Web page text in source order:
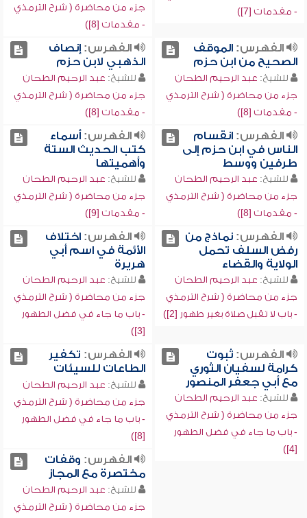
- مقدمات [7])
جزء من محاضرة ( شرح الترمذي
- مقدمات [8])
الفهرس:الموقف
الصحيح من ابن حزم
للشيخ: عبد الرحيم الطحان
جزء من محاضرة ( شرح الترمذي
- مقدمات [8])
الفهرس:إنصاف
الذهبي لابن حزم
للشيخ: عبد الرحيم الطحان
جزء من محاضرة ( شرح الترمذي
- مقدمات [8])
الفهرس:انقسام
الناس في ابن حزم إلى
طرفين ووسط
للشيخ: عبد الرحيم الطحان
جزء من محاضرة ( شرح الترمذي
- مقدمات [8])
الفهرس:أسماء
كتب الحديث الستة
وأهميتها
للشيخ: عبد الرحيم الطحان
جزء من محاضرة ( شرح الترمذي
- مقدمات [9])
الفهرس:نماذج من
رفض السلف تحمل
الولاية والقضاء
للشيخ: عبد الرحيم الطحان
جزء من محاضرة ( شرح الترمذي
- باب لا تقبل صلاة بغير طهور [2])
الفهرس:اختلاف
الأئمة في اسم أبي
هريرة
للشيخ: عبد الرحيم الطحان
جزء من محاضرة ( شرح الترمذي
- باب ما جاء في فضل الطهور
[3])
الفهرس:ثبوت
كرامة لسفيان الثوري
مع أبي جعفر المنصور
للشيخ: عبد الرحيم الطحان
جزء من محاضرة ( شرح الترمذي
- باب ما جاء في فضل الطهور
[4])
الفهرس: تكفير
الطاعات للسيئات
للشيخ: عبد الرحيم الطحان
جزء من محاضرة ( شرح الترمذي
- باب ما جاء في فضل الطهور
[8])
الفهرس: وقفات
مختصرة مع المجاز
للشيخ: عبد الرحيم الطحان
جزء من محاضرة ( شرح الترمذي